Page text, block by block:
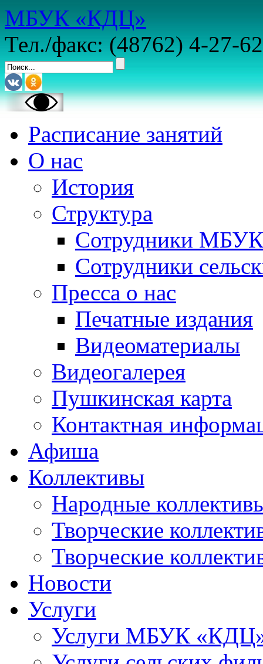
МБУК «КДЦ»
Тел./факс: (48762) 4-27-62
Расписание занятий
О нас
История
Структура
Сотрудники
Сотрудники
Пресса о нас
Печатные издания
Видеоматериалы
Видеогалерея
Пушкинская карта
Контактная
Афиша
Коллективы
Народные
Творческие
Творческие
Новости
Услуги
Услуги МБУК